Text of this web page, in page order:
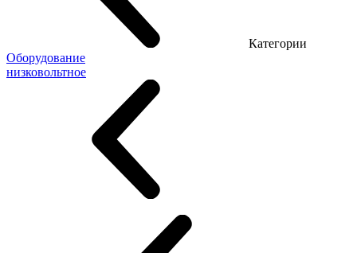
Категории
Оборудование
низковольтное